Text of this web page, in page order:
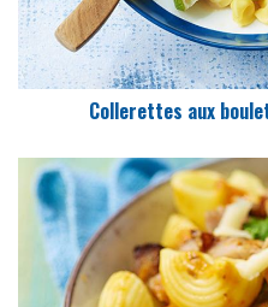
Collerettes aux